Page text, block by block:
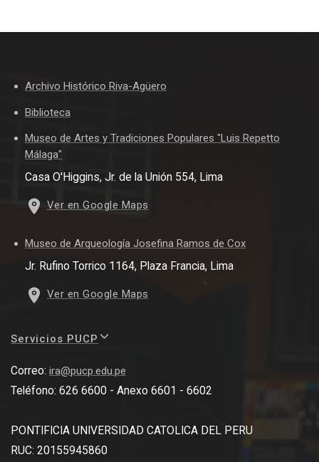
Archivo Histórico Riva-Agüero
Biblioteca
Museo de Artes y Tradiciones Populares "Luis Repetto
Málaga"
Casa O'Higgins, Jr. de la Unión 554, Lima
Ver en Google Maps
Museo de Arqueología Josefina Ramos de Cox
Jr. Rufino Torrico 1164, Plaza Francia, Lima
Ver en Google Maps
Servicios PUCP
Correo: ira@pucp.edu.pe
Teléfono: 626 6600 - Anexo 6601 - 6602
PONTIFICIA UNIVERSIDAD CATOLICA DEL PERU
RUC: 20155945860